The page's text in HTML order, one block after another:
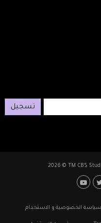
تسجيل
2026 © TM CBS
الخصوصية و الاستخدام